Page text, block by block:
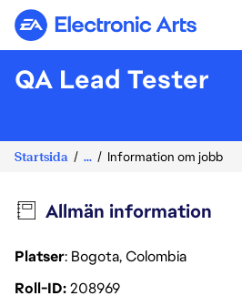
Electronic Arts
QA Lead Tester
Startsida ... Information om jobb
Allmän information
Platser: Bogota, Colombia
Roll-ID208969